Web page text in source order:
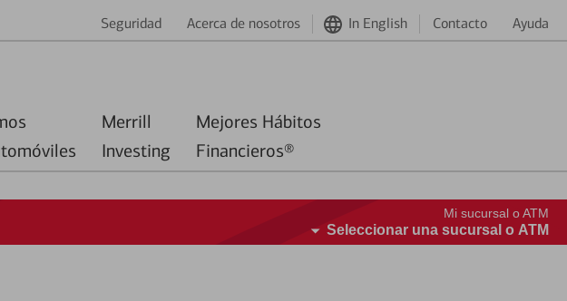
Seguridad Acerca de nosotros In English Contacto Ayuda
Merrill
Investing
Mejores Hábitos
Financieros®
Mi sucursal o ATM
Seleccionar una sucursal o ATM